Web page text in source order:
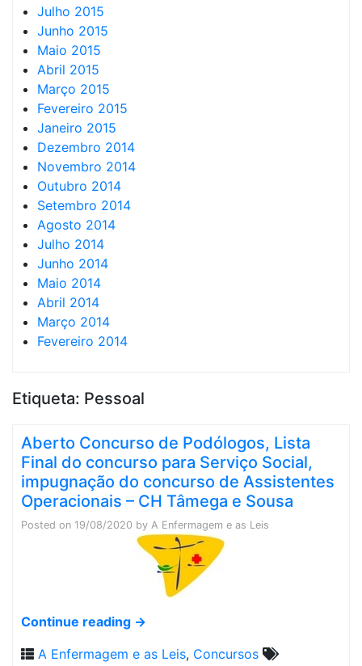
Julho 2015
Junho 2015
Maio 2015
Abril 2015
Março 2015
Fevereiro 2015
Janeiro 2015
Dezembro 2014
Novembro 2014
Outubro 2014
Setembro 2014
Agosto 2014
Julho 2014
Junho 2014
Maio 2014
Abril 2014
Março 2014
Fevereiro 2014
Etiqueta: Pessoal
Aberto Concurso de Podólogos, Lista
Final do concurso para Serviço Social,
impugnação do concurso de Assistentes
Operacionais – CH Tâmega e Sousa
Posted on 19/08/2020 by A Enfermagem e as Leis
Continue reading →
A Enfermagem e as Leis, Concursos